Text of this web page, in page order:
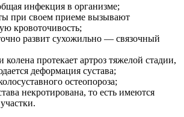
инфекция в организме;
при своем приеме вызывают
кровоточивость;
развит сухожильно — связочный
колена протекает артроз тяжелой стадии,
деформация сустава;
остеопороза;
некротирована, то есть имеются